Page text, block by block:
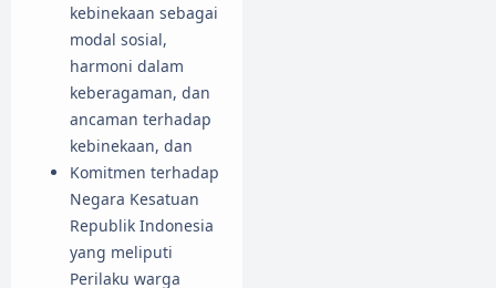
kebinekaan sebagai
modal sosial,
harmoni dalam
keberagaman, dan
ancaman terhadap
kebinekaan, dan
Komitmen terhadap
Negara Kesatuan
Republik Indonesia
yang meliputi
Perilaku warga